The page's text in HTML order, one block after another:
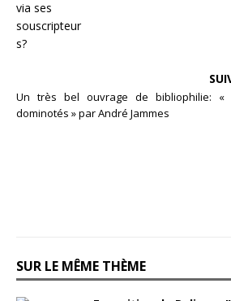
Un très bel ouvrage de bibliophilie: «
dominotés » par André Jammes
SUR LE MÊME THÈME